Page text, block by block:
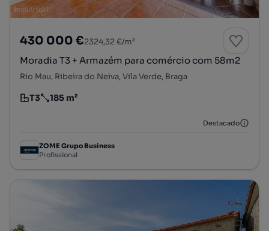
430 000 €2324,32 €/m²
Moradia T3 + Armazém para comércio com 58m2
Rio Mau, Ribeira do Neiva, Vila Verde, Braga
Tipologia
T3
Preço por metro quadrado
185 m²
Destacado
ZOME Grupo Business
Profissional